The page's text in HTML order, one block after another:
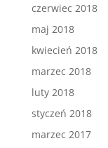
czerwiec 2018
maj 2018
kwiecień 2018
marzec 2018
luty 2018
styczeń 2018
marzec 2017